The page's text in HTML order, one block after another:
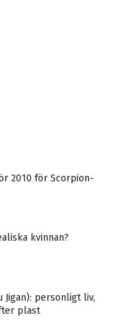
2010 för Scorpion-
kvinnan?
Jigan): personligt liv,
plast